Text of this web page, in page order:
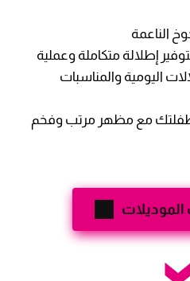
الناعمة
إطلالة متكاملة وعملية
اليومية والمناسبات
مع مظهر مرتب وفخم